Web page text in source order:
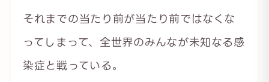
それまでの当たり前が当たり前ではなくな
ってしまって、全世界のみんなが未知なる感
染症と戦っている。